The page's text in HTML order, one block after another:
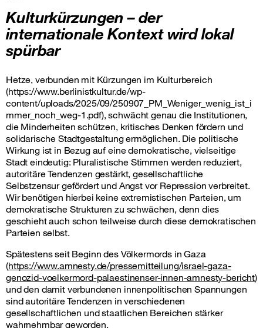
Kulturkürzungen – der
internationale Kontext wird lokal
spürbar
Hetze, verbunden mit Kürzungen im Kulturbereich
(https://www.berlinistkultur.de/wp-
content/uploads/2025/09/250907_PM_Weniger_wenig_ist_i
mmer_noch_weg-1.pdf), schwächt genau die Institutionen,
die Minderheiten schützen, kritisches Denken fördern und
solidarische Stadtgestaltung ermöglichen. Die politische
Wirkung ist in Bezug auf eine demokratische, vielseitige
Stadt eindeutig: Pluralistische Stimmen werden reduziert,
autoritäre Tendenzen gestärkt, gesellschaftliche
Selbstzensur gefördert und Angst vor Repression verbreitet.
Wir benötigen hierbei keine extremistischen Parteien, um
demokratische Strukturen zu schwächen, denn dies
geschieht auch schon teilweise durch diese demokratischen
Parteien selbst.
Spätestens seit Beginn des Völkermords in Gaza
(https://www.amnesty.de/pressemitteilung/israel-gaza-
genozid-voelkermord-palaestinenser-innen-amnesty-bericht)
und den damit verbundenen innenpolitischen Spannungen
sind autoritäre Tendenzen in verschiedenen
gesellschaftlichen und staatlichen Bereichen stärker
wahrnehmbar geworden.